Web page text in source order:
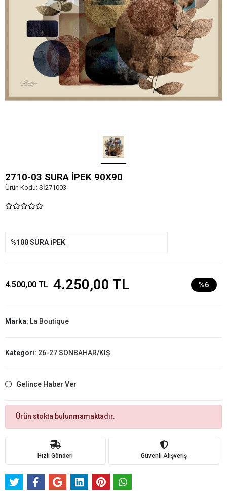
2710-03 SURA İPEK 90X90
Ürün Kodu: Sİ271003
%100 SURA İPEK
4.500,00 TL 4.250,00 TL %6
Marka: La Boutique
Kategori: 26-27 SONBAHAR/KIŞ
Gelince Haber Ver
Ürün stokta bulunmamaktadır.
Hızlı Gönderi Güvenli Alışveriş